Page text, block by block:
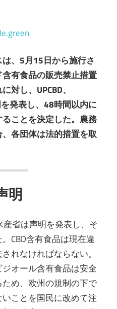
、5月15日から施行さ
有食品の販売禁止措置
対し、UPCBD、
を発表し、48時間以内に
ことを決定した。農務
各団体は法的措置を取
明
省は声明を発表し、そ
CBD含有食品は現在違
れなければならない。
ジオール含有食品は安全
め、欧州の規制の下で
ことを国民に改めて注